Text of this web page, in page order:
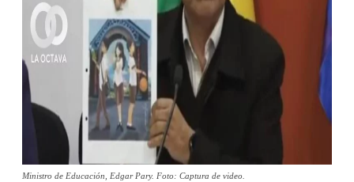
Ministro de Educación, Edgar Pary. Foto: Captura de video.